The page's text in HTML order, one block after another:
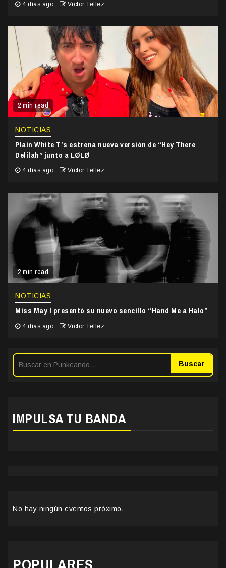
4 días ago Victor Tellez
2 min read
NOTICIAS
Plain White T’s estrena nueva versión de “Hey There
Delilah” junto a LØLØ
4 días ago Victor Tellez
2 min read
NOTICIAS
Miss May I presentó su nuevo sencillo “Hand Me a Halo”
4 días ago Victor Tellez
Buscar
IMPULSA TU BANDA
No hay ningún eventos próximo.